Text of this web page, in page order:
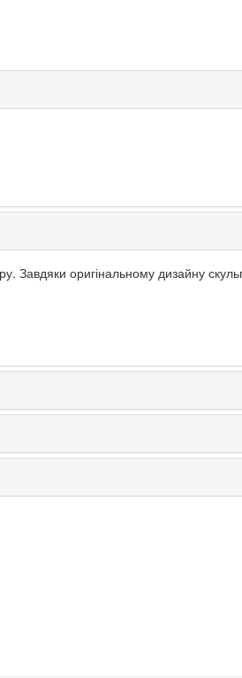
оригінальному дизайну